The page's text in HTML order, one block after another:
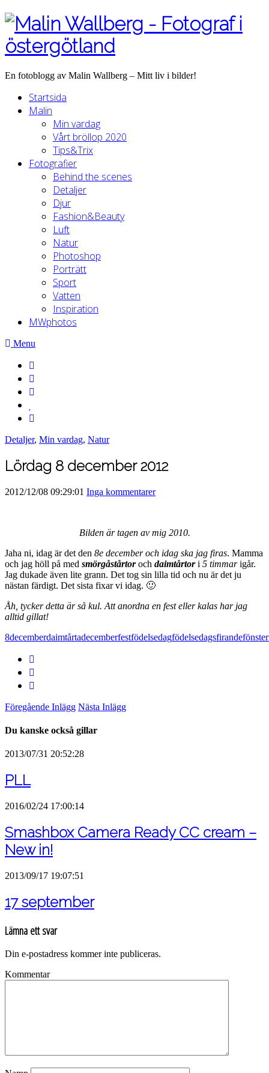
En fotoblogg av Malin Wallberg – Mitt liv i bilder!
Startsida
Malin
Min vardag
Vårt bröllop 2020
Tips&Trix
Fotografier
Behind the scenes
Detaljer
Djur
Fashion&Beauty
Luft
Natur
Photoshop
Porträtt
Sport
Vatten
Inspiration
MWphotos
Menu
Detaljer, Min vardag, Natur
Lördag 8 december 2012
2012/12/08 09:29:01 Inga kommentarer
Bilden är tagen av mig 2010.
Jaha ni, idag är det den 8e december och idag ska jag firas. Mamma
och jag höll på med smörgåstårtor och daimtårtor i 5 timmarigår.
Jag dukade även lite grann. Det tog sin lilla tid och nu är det ju
nästan färdigt. Det sista fixar vi idag. 🙂
Åh, tycker detta är så kul. Att anordna en fest eller kalas har jag
alltid gillat!
8decemberdaimtårtadecemberfestfödelsedagfödelsedagsfirandefönster
Föregående Inlägg Nästa Inlägg
Du kanske också gillar
2013/07/31 20:52:28
PLL
2016/02/24 17:00:14
Smashbox Camera Ready CC cream –
New in!
2013/09/17 19:07:51
17 september
Lämna ett svar
Din e-postadress kommer inte publiceras.
Kommentar